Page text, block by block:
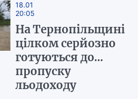
18.01
20:05
На Тернопільщині
цілком серйозно
готуються до...
пропуску
льодоходу